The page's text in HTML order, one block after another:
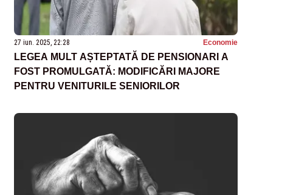
27 iun. 2025, 22:28 Economie
LEGEA MULT AȘTEPTATĂ DE PENSIONARI A
FOST PROMULGATĂ: MODIFICĂRI MAJORE
PENTRU VENITURILE SENIORILOR